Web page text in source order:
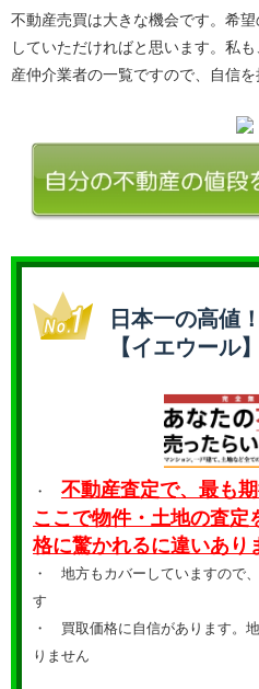
不動産売買は大きな機会です。希
していただければと思います。私
産仲介業者の一覧ですので、自信を
日本一の高値
【イエウール】
・ 不動産査定で、最も
ここで物件・土地の査定
格に驚かれるに違いあり
・ 地方もカバーしていますので
す
・ 買取価格に自信があります。
りません